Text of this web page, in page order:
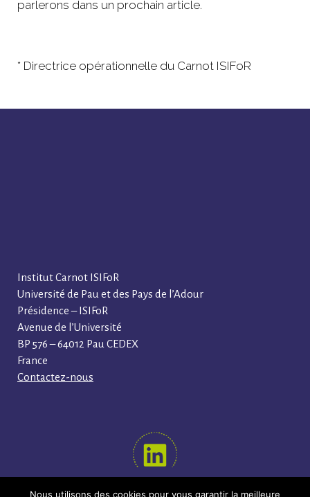
parlerons dans un prochain article.
* Directrice opérationnelle du Carnot ISIFoR
Institut Carnot ISIFoR
Université de Pau et des Pays de l’Adour
Présidence – ISIFoR
Avenue de l’Université
BP 576 – 64012 Pau CEDEX
France
Contactez-nous
Nous utilisons des cookies pour vous garantir la meilleure